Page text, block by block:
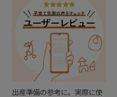
出産準備の参考に。実際に使